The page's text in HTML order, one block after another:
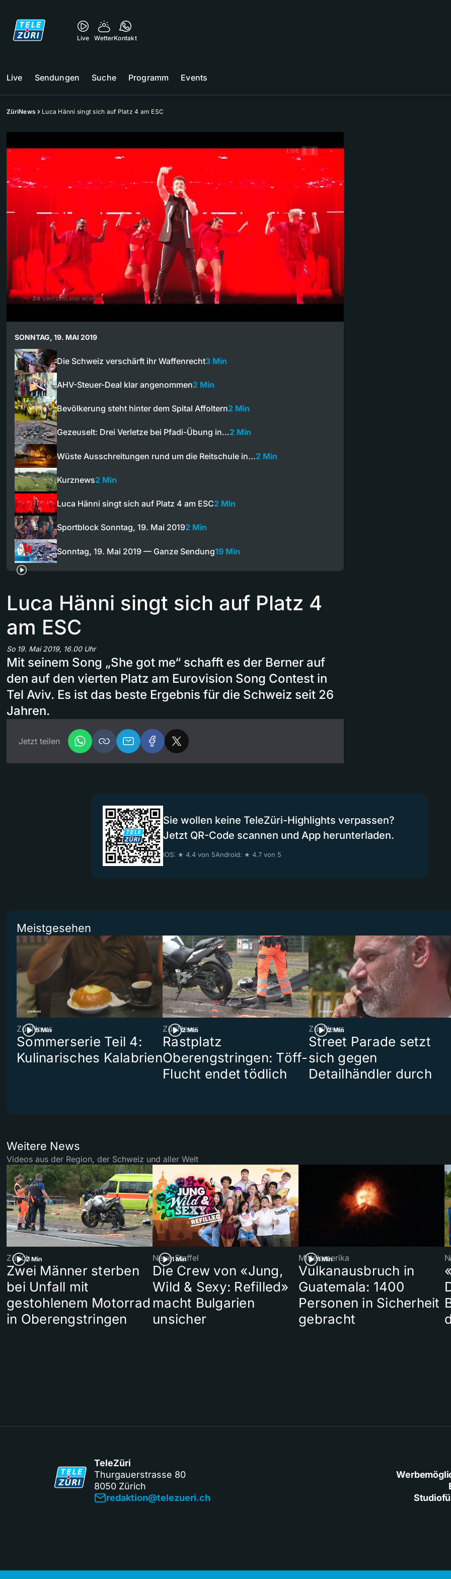
Live WetterKontakt
Live Sendungen Suche Programm Events
ZüriNews Luca Hänni singt sich auf Platz 4 am ESC
SONNTAG, 19. MAI 2019
Die Schweiz verschärft ihr Waffenrecht3 Min
AHV-Steuer-Deal klar angenommen2 Min
Bevölkerung steht hinter dem Spital Affoltern2 Min
Gezeuselt: Drei Verletze bei Pfadi-Übung in…2 Min
Wüste Ausschreitungen rund um die Reitschule in…2 Min
Kurznews2 Min
Luca Hänni singt sich auf Platz 4 am ESC2 Min
Sportblock Sonntag, 19. Mai 20192 Min
Sonntag, 19. Mai 2019 — Ganze Sendung19 Min
Luca Hänni singt sich auf Platz 4
am ESC
So 19. Mai 2019, 16.00 Uhr
Mit seinem Song „She got me“ schafft es der Berner auf
den auf den vierten Platz am Eurovision Song Contest in
Tel Aviv. Es ist das beste Ergebnis für die Schweiz seit 26
Jahren.
Jetzt teilen
Sie wollen keine TeleZüri-Highlights verpassen?
Jetzt QR-Code scannen und App herunterladen.
iOS: ★ 4.4 von 5Android: ★ 4.7 von 5
Meistgesehen
5 Min
ZüriNews
Sommerserie Teil 4:
Kulinarisches Kalabrien
2 Min
ZüriNews
Rastplatz
Oberengstringen: Töff-
Flucht endet tödlich
2 Min
ZüriNews
Street Parade setzt
sich gegen
Detailhändler durch
Weitere News
Videos aus der Region, der Schweiz und aller Welt
2 Min
Zürich
Zwei Männer sterben
bei Unfall mit
gestohlenem Motorrad
in Oberengstringen
1 Min
Neue Staffel
Die Crew von «Jung,
Wild & Sexy: Refilled»
macht Bulgarien
unsicher
1 Min
Mittelamerika
Vulkanausbruch in
Guatemala: 1400
Personen in Sicherheit
gebracht
TeleZüri
Thurgauerstrasse 80
8050 Zürich
redaktion@telezueri.ch